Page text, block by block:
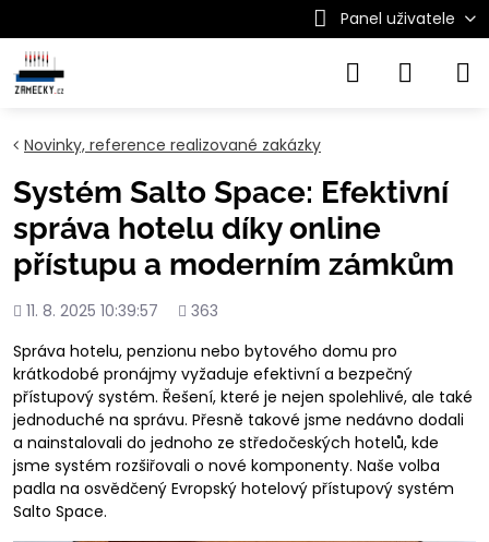
Panel uživatele
Novinky, reference realizované zakázky
Systém Salto Space: Efektivní
správa hotelu díky online
přístupu a moderním zámkům
Přidáno
11. 8. 2025 10:39:57
Počet
363
Správa hotelu, penzionu nebo bytového domu pro
krátkodobé pronájmy vyžaduje efektivní a bezpečný
přístupový systém. Řešení, které je nejen spolehlivé, ale také
jednoduché na správu. Přesně takové jsme nedávno dodali
a nainstalovali do jednoho ze středočeských hotelů, kde
jsme systém rozšiřovali o nové komponenty. Naše volba
padla na osvědčený Evropský hotelový přístupový systém
Salto Space.